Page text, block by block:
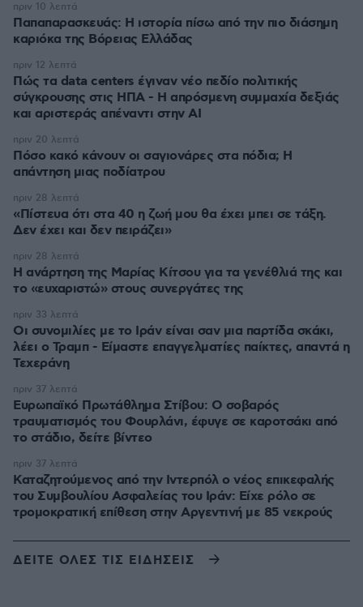
Παπαπαρασκευάς: Η ιστορία πίσω από την πιο διάσημη
καριόκα της Βόρειας Ελλάδας
πριν 10 λεπτά
Πώς τα data centers έγιναν νέο πεδίο πολιτικής
σύγκρουσης στις ΗΠΑ - Η απρόσμενη συμμαχία δεξιάς
και αριστεράς απέναντι στην AI
πριν 12 λεπτά
Πόσο κακό κάνουν οι σαγιονάρες στα πόδια; Η
απάντηση μιας ποδίατρου
πριν 20 λεπτά
«Πίστευα ότι στα 40 η ζωή μου θα έχει μπει σε τάξη.
Δεν έχει και δεν πειράζει»
πριν 28 λεπτά
Η ανάρτηση της Μαρίας Κίτσου για τα γενέθλιά της και
το «ευχαριστώ» στους συνεργάτες της
πριν 28 λεπτά
Οι συνομιλίες με το Ιράν είναι σαν μια παρτίδα σκάκι,
λέει ο Τραμπ - Είμαστε επαγγελματίες παίκτες, απαντά η
Τεχεράνη
πριν 33 λεπτά
Ευρωπαϊκό Πρωτάθλημα Στίβου: Ο σοβαρός
τραυματισμός του Φουρλάνι, έφυγε σε καροτσάκι από
το στάδιο, δείτε βίντεο
πριν 37 λεπτά
Καταζητούμενος από την Ιντερπόλ ο νέος επικεφαλής
του Συμβουλίου Ασφαλείας του Ιράν: Είχε ρόλο σε
τρομοκρατική επίθεση στην Αργεντινή με 85 νεκρούς
πριν 37 λεπτά
ΔΕΙΤΕ ΟΛΕΣ ΤΙΣ ΕΙΔΗΣΕΙΣ